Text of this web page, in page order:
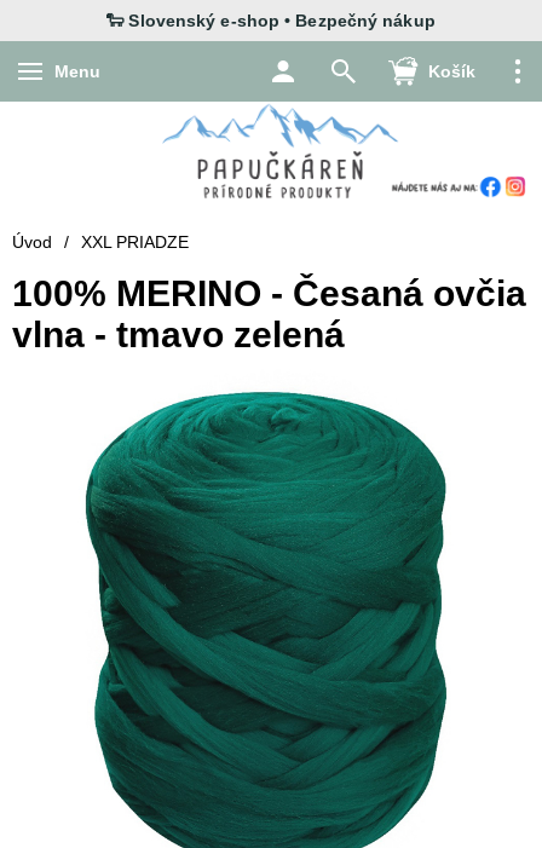
Menu Košík
Úvod / XXL PRIADZE
100% MERINO - Česaná ovčia
vlna - tmavo zelená